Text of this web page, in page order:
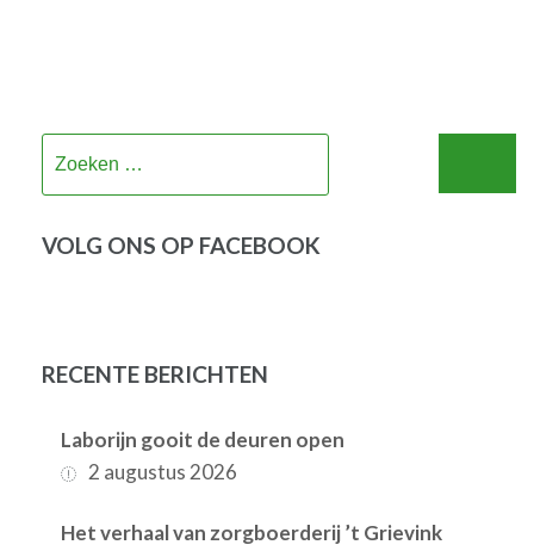
VOLG ONS OP FACEBOOK
RECENTE BERICHTEN
Laborijn gooit de deuren open
2 augustus 2026
Het verhaal van zorgboerderij ’t Grievink